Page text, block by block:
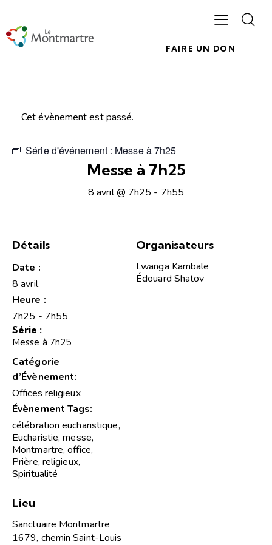
FAIRE UN DON
Cet évènement est passé.
Série d'événement : Messe à 7h25
Messe à 7h25
8 avril @ 7h25 - 7h55
Détails
Date :
8 avril
Heure :
7h25 - 7h55
Série :
Messe à 7h25
Catégorie
d’Évènement:
Offices religieux
Évènement Tags:
célébration eucharistique,
Eucharistie,messe,
Montmartre,office,
Prière, religieux,
Spiritualité
Organisateurs
Lwanga Kambale
Édouard Shatov
Lieu
Sanctuaire Montmartre
1679, chemin Saint-Louis